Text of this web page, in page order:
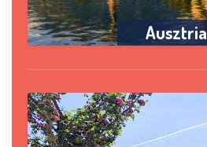
Ausztria